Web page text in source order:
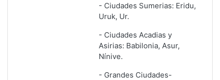
- Ciudades Sumerias: Eridu,
Uruk, Ur.
- Ciudades Acadias y
Asirias: Babilonia, Asur,
Nínive.
- Grandes Ciudades-